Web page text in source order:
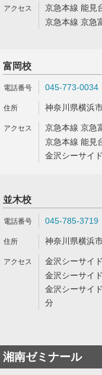
京急本線 能見
京急本線 京急
富岡校
045-773-0034
神奈川県横浜
京急本線 京急
京急本線 能見
金沢シーサイ
並木校
045-785-3719
神奈川県横浜
金沢シーサイ
金沢シーサイ
金沢シーサイ
分
湘南ゼミナール